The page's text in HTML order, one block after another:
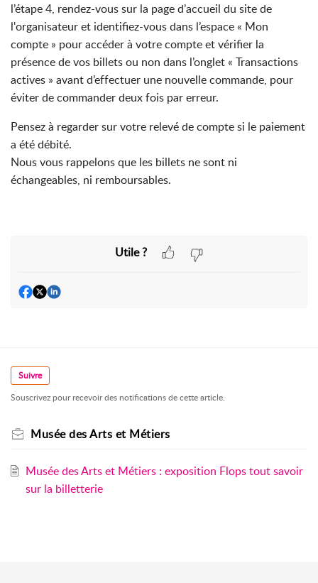
l’étape 4, rendez-vous sur la page d’accueil du site de
l'organisateur et identifiez-vous dans l’espace « Mon
compte » pour accéder à votre compte et vérifier la
présence de vos billets ou non dans l’onglet « Transactions
actives » avant d’effectuer une nouvelle commande, pour
éviter de commander deux fois par erreur.
Pensez à regarder sur votre relevé de compte si le paiement
a été débité.
Nous vous rappelons que les billets ne sont ni
échangeables, ni remboursables.
Utile ?
Suivre
Souscrivez pour recevoir des notifications de cette article.
Musée des Arts et Métiers
Musée des Arts et Métiers : exposition Flops tout savoir
sur la billetterie